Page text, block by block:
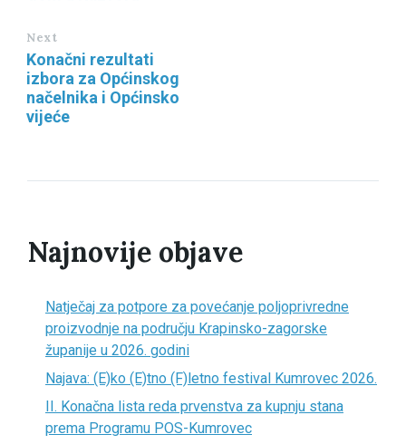
Next
Konačni rezultati
izbora za Općinskog
načelnika i Općinsko
vijeće
Najnovije objave
Natječaj za potpore za povećanje poljoprivredne
proizvodnje na području Krapinsko-zagorske
županije u 2026. godini
Najava: (E)ko (E)tno (F)letno festival Kumrovec 2026.
II. Konačna lista reda prvenstva za kupnju stana
prema Programu POS-Kumrovec